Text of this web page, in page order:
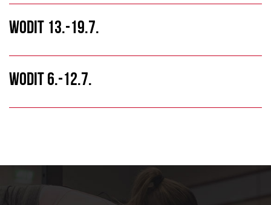
WODIT 13.-19.7.
WODIT 6.-12.7.